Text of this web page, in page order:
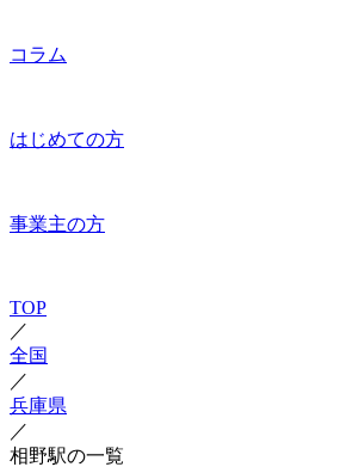
コラム
はじめての方
事業主の方
TOP
／
全国
／
兵庫県
／
相野駅の一覧